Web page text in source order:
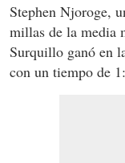
Stephen Njoroge,
millas de la media
Surquillo ganó en
con un tiempo de